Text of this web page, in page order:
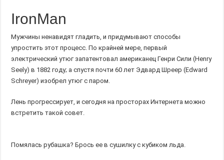
IronMan
Мужчины ненавидят гладить, и придумывают способы
упростить этот процесс. По крайней мере, первый
электрический утюг запатентовал американец Генри Сили (Henry
Seely) в 1882 году; а спустя почти 60 лет Эдвард Шреер (Edward
Schreyer) изобрел утюг с паром.
Лень прогрессирует, и сегодня на просторах Интернета можно
встретить такой совет.
Помялась рубашка? Брось ее в сушилку с кубиком льда.